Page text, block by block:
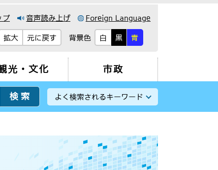
プ 音声読み上げ Foreign Language
拡大 元に戻す 背景色 白 黒 青
光・文化 市政
よく検索されるキーワード